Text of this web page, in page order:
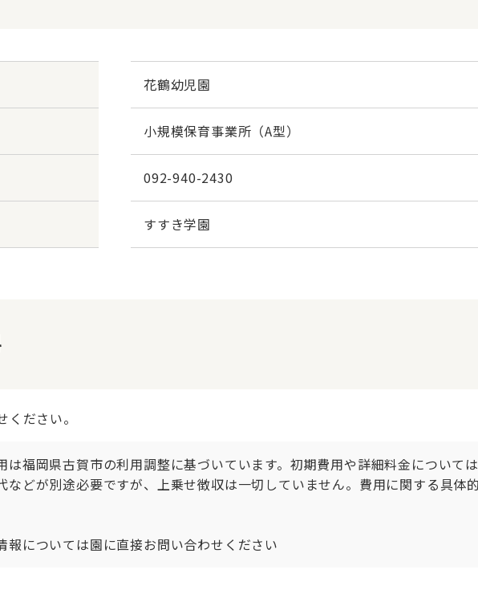
花鶴幼児園
小規模保育事業所（A型）
092-940-2430
すすき学園
ださい。
は福岡県古賀市の利用調整に基づいています。初期費用や詳細料金について
などが別途必要ですが、上乗せ徴収は一切していません。費用に関する具体
については園に直接お問い合わせください